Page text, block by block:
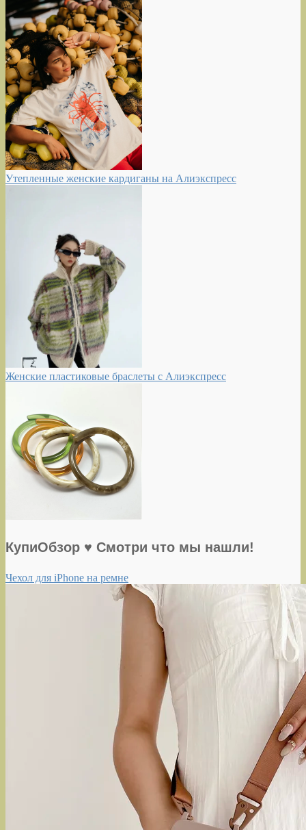
Утепленные женские кардиганы на Алиэкспресс
Женские пластиковые браслеты с Алиэкспресс
КупиОбзор ♥ Смотри что мы нашли!
Чехол для iPhone на ремне